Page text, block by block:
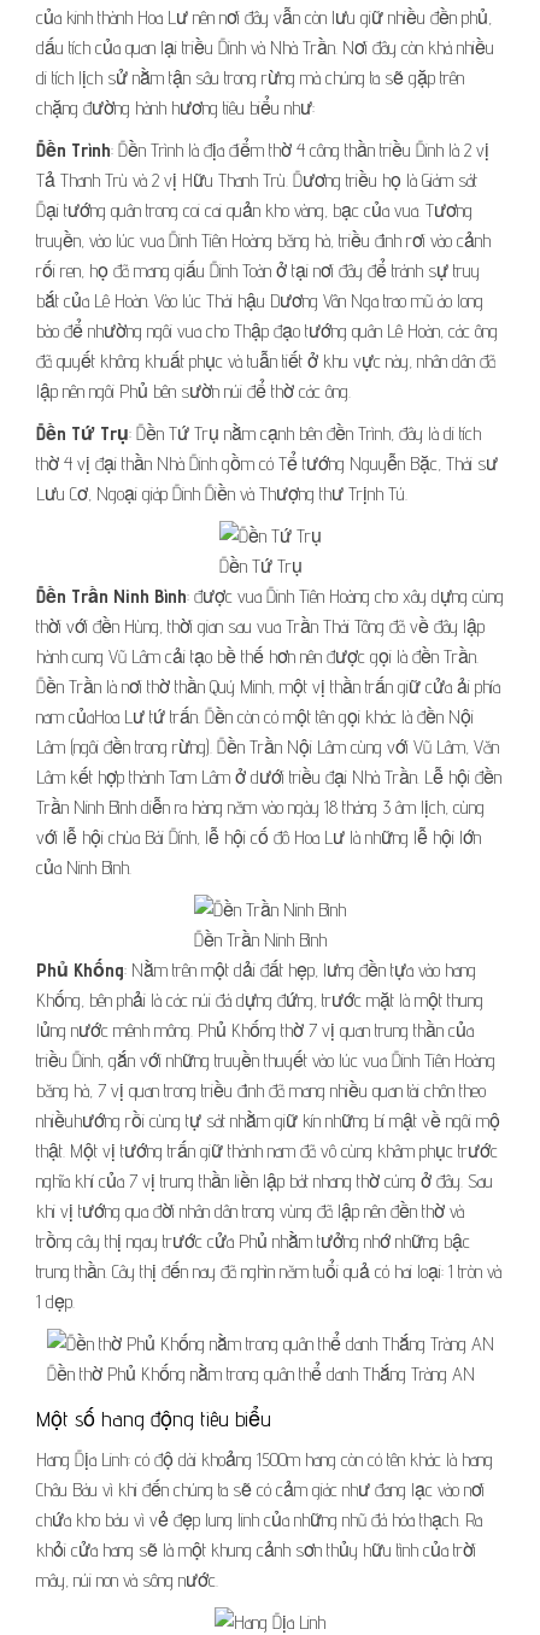
của kinh thành Hoa Lư nên nơi đây vẫn còn lưu giữ nhiều đền phủ,
dấu tích của quan lại triều Đinh và Nhà Trần. Nơi đây còn khá nhiều
di tích lịch sử nằm tận sâu trong rừng mà chúng ta sẽ gặp trên
chặng đường hành hương tiêu biểu như:
Đền Trình: Đền Trình là địa điểm thờ 4 công thần triều Đinh là 2 vị
Tả Thanh Trù và 2 vị Hữu Thanh Trù. Đương triều họ là Giám sát
Đại tướng quân trong coi cai quản kho vàng, bạc của vua. Tương
truyền, vào lúc vua Đinh Tiên Hoàng băng hà, triều đình rơi vào cảnh
rối ren, họ đã mang giấu Đinh Toàn ở tại nơi đây để tránh sự truy
bắt của Lê Hoàn. Vào lúc Thái hậu Dương Vân Nga trao mũ áo long
bào để nhường ngôi vua cho Thập đạo tướng quân Lê Hoàn, các ông
đã quyết không khuất phục và tuẫn tiết ở khu vực này, nhân dân đã
lập nên ngôi Phủ bên sườn núi để thờ các ông.
Đền Tứ Trụ: Đền Tứ Trụ nằm cạnh bên đền Trình, đây là di tích
thờ 4 vị đại thần Nhà Đinh gồm có Tể tướng Nguyễn Bặc, Thái sư
Lưu Cơ, Ngoại giáp Đinh Điền và Thượng thư Trịnh Tú.
Đền Tứ Trụ
Đền Trần Ninh Bình: được vua Đinh Tiên Hoàng cho xây dựng cùng
thời với đền Hùng, thời gian sau vua Trần Thái Tông đã về đây lập
hành cung Vũ Lâm cải tạo bề thế hơn nên được gọi là đền Trần.
Đền Trần là nơi thờ thần Quý Minh, một vị thần trấn giữ cửa ải phía
nam củaHoa Lư tứ trấn. Đền còn có một tên gọi khác là đền Nội
Lâm (ngôi đền trong rừng). Đền Trần Nội Lâm cùng với Vũ Lâm, Văn
Lâm kết hợp thành Tam Lâm ở dưới triều đại Nhà Trần. Lễ hội đền
Trần Ninh Bình diễn ra hàng năm vào ngày 18 tháng 3 âm lịch, cùng
với lễ hội chùa Bái Đính, lễ hội cố đô Hoa Lư là những lễ hội lớn
của Ninh Bình.
Đền Trần Ninh Bình
Phủ Khống: Nằm trên một dải đất hẹp, lưng đền tựa vào hang
Khống, bên phải là các núi đá dựng đứng, trước mặt là một thung
lủng nước mênh mông. Phủ Khống thờ 7 vị quan trung thần của
triều Đinh, gắn với những truyền thuyết vào lúc vua Đinh Tiên Hoàng
băng hà, 7 vị quan trong triều đình đã mang nhiều quan tài chôn theo
nhiềuhướng rồi cùng tự sát nhằm giữ kín những bí mật về ngôi mộ
thật. Một vị tướng trấn giữ thành nam đã vô cùng khâm phục trước
nghĩa khí của 7 vị trung thần liền lập bát nhang thờ cúng ở đây. Sau
khi vị tướng qua đời nhân dân trong vùng đã lập nên đền thờ và
trồng cây thị ngay trước cửa Phủ nhằm tưởng nhớ những bậc
trung thần. Cây thị đến nay đã nghìn năm tuổi quả có hai loại: 1 tròn và
1 dẹp.
Đền thờ Phủ Khống nằm trong quân thể danh Thắng Tràng AN
Một số hang động tiêu biểu
Hang Địa Linh: có độ dài khoảng 1500m hang còn có tên khác là hang
Châu Báu vì khi đến chúng ta sẽ có cảm giác như đang lạc vào nơi
chứa kho báu vì vẻ đẹp lung linh của những nhũ đá hóa thạch. Ra
khỏi cửa hang sẽ là một khung cảnh sơn thủy hữu tình của trời
mây, núi non và sông nước.